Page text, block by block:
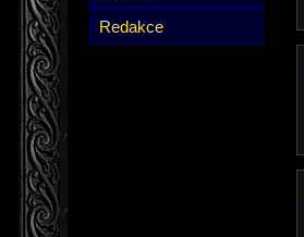
Redakce